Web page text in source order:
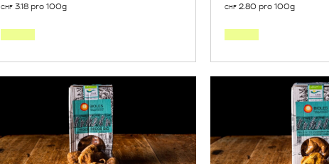
CHF 3.18 pro 100g CHF 2.80 pro 100g